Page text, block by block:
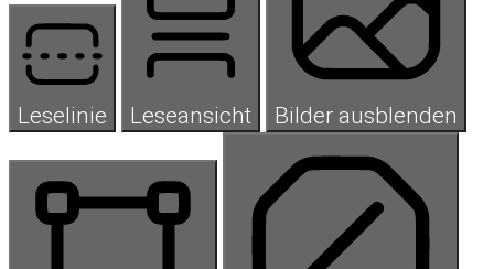
Leselinie Leseansicht Bilder ausblenden